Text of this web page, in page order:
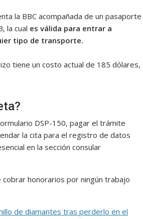
la BBC acompañada de un pasaporte
la cual es válida para entrar a
tipo de transporte.
tiene un costo actual de 185 dólares,
DSP-150, pagar el trámite
la cita para el registro de datos
en la sección consular
honorarios por ningún trabajo
de diamantes tras perderlo en el